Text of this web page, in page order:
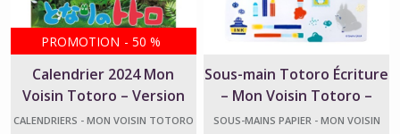
PROMOTION - 50 %
Calendrier 2024 Mon
Voisin Totoro – Version
française
CALENDRIERS - MON VOISIN TOTORO
Sous-main Totoro Écriture
– Mon Voisin Totoro –
Ghibli Japon
SOUS-MAINS PAPIER - MON VOISIN